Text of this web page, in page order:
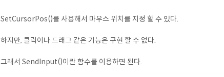
SetCursorPos()를 사용해서 마우스 위치를 지정 할 수 있다.
하지만, 클릭이나 드래그 같은 기능은 구현 할 수 없다.
그래서 SendInput()이란 함수를 이용하면 된다.